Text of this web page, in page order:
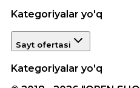
Kategoriyalar yo'q
Sayt ofertasi
Kategoriyalar yo'q